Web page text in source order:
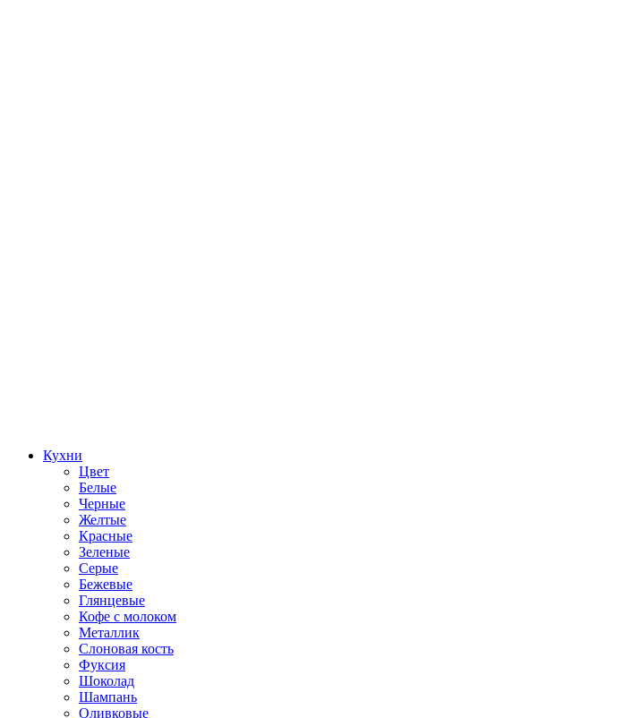
Кухни
Цвет
Белые
Черные
Желтые
Красные
Зеленые
Серые
Бежевые
Глянцевые
Кофе с молоком
Металлик
Слоновая кость
Фуксия
Шоколад
Шампань
Оливковые